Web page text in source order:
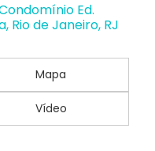
Ed.
Rio de Janeiro, RJ
Mapa
Vídeo